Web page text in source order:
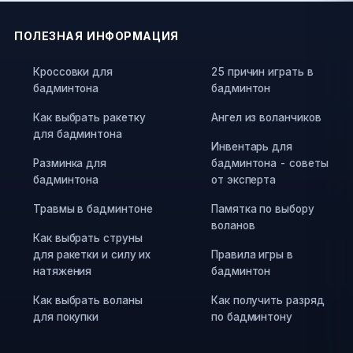
ПОЛЕЗНАЯ ИНФОРМАЦИЯ
Кроссовки для
бадминтона
Как выбрать ракетку
для бадминтона
Разминка для
бадминтона
Травмы в бадминтоне
Как выбрать струны
для ракетки и силу их
натяжения
Как выбрать воланы
для покупки
25 причин играть в
бадминтон
Ангел из воланчиков
Инвентарь для
бадминтона - советы
от эксперта
Памятка по выбору
воланов
Правила игры в
бадминтон
Как получить разряд
по бадминтону